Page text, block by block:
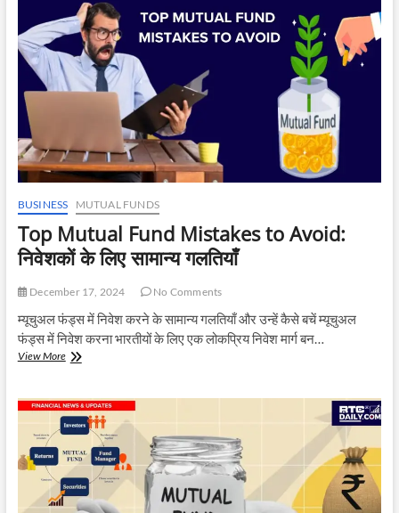
गुप्ता
ने
प्रोफेशनल्स
को
‘लम्हों
को
सलाह,
Epigamia
के
CEO
का
कार्डियक
अरेस्ट
से
BUSINESS MUTUAL FUNDS
Top Mutual Fund Mistakes to Avoid:
निवेशकों के लिए सामान्य गलतियाँ
December 17, 2024 No Comments
म्यूचुअल फंड्स में निवेश करने के सामान्य गलतियाँ और उन्हें कैसे बचें म्यूचुअल
फंड्स में निवेश करना भारतीयों के लिए एक लोकप्रिय निवेश मार्ग बन…
View MoreTop
Mistakes
to
Avoid:
निवेशकों
के
लिए
सामान्य